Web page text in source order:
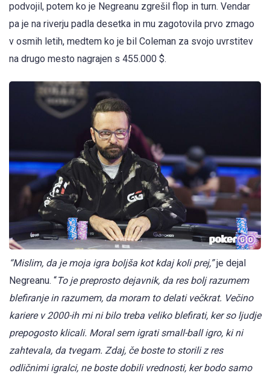
podvojil, potem ko je Negreanu zgrešil flop in turn. Vendar
pa je na riverju padla desetka in mu zagotovila prvo zmago
v osmih letih, medtem ko je bil Coleman za svojo uvrstitev
na drugo mesto nagrajen s 455.000 $.
“Mislim, da je moja igra boljša kot kdaj koli prej,”je dejal
Negreanu. “To je preprosto dejavnik, da res bolj razumem
blefiranje in razumem, da moram to delati večkrat. Večino
kariere v 2000-ih mi ni bilo treba veliko blefirati, ker so ljudje
prepogosto klicali. Moral sem igrati small-ball igro, ki ni
zahtevala, da tvegam. Zdaj, če boste to storili z res
odličnimi igralci, ne boste dobili vrednosti, ker bodo samo